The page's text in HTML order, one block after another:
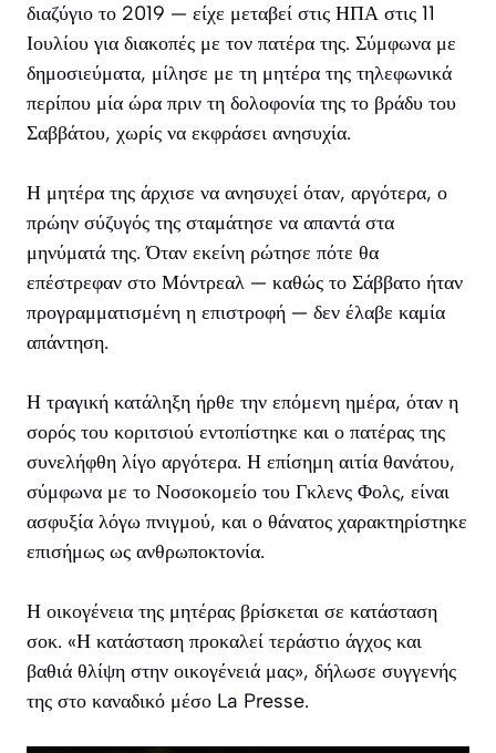
διαζύγιο το 2019 — είχε μεταβεί στις ΗΠΑ στις 11
Ιουλίου για διακοπές με τον πατέρα της. Σύμφωνα με
δημοσιεύματα, μίλησε με τη μητέρα της τηλεφωνικά
περίπου μία ώρα πριν τη δολοφονία της το βράδυ του
Σαββάτου, χωρίς να εκφράσει ανησυχία.
Η μητέρα της άρχισε να ανησυχεί όταν, αργότερα, ο
πρώην σύζυγός της σταμάτησε να απαντά στα
μηνύματά της. Όταν εκείνη ρώτησε πότε θα
επέστρεφαν στο Μόντρεαλ — καθώς το Σάββατο ήταν
προγραμματισμένη η επιστροφή — δεν έλαβε καμία
απάντηση.
Η τραγική κατάληξη ήρθε την επόμενη ημέρα, όταν η
σορός του κοριτσιού εντοπίστηκε και ο πατέρας της
συνελήφθη λίγο αργότερα. Η επίσημη αιτία θανάτου,
σύμφωνα με το Νοσοκομείο του Γκλενς Φολς, είναι
ασφυξία λόγω πνιγμού, και ο θάνατος χαρακτηρίστηκε
επισήμως ως ανθρωποκτονία.
Η οικογένεια της μητέρας βρίσκεται σε κατάσταση
σοκ. «Η κατάσταση προκαλεί τεράστιο άγχος και
βαθιά θλίψη στην οικογένειά μας», δήλωσε συγγενής
της στο καναδικό μέσο La Presse.